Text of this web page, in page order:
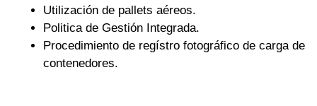
Utilización de pallets aéreos.
Politica de Gestión Integrada.
Procedimiento de regístro fotográfico de carga de
contenedores.